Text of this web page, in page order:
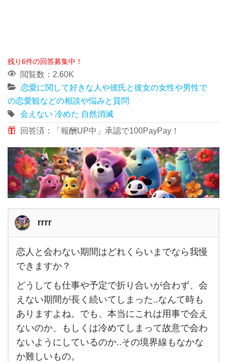
残り6件の回答募集中！
閲覧数：2.60K
恋愛に関して好きな人や彼氏と彼女の女性や男性で
の恋愛観などの相談や悩みと質問
会えない 冷めた 自然消滅
回答済：「報酬UP中」承認で100PayPay！
rrrr
恋人
と会
わ
な
い期
間は
ど
恋人と会わない期間はどれくらいまでなら我慢
できますか？
どうしても仕事や予定で折り合いが合わず、会
えない期間が長く続いてしまった..なんて時も
ありますよね。でも、本当にこれは用事で会え
ないのか、もしくは冷めてしまって故意で会わ
ないようにしているのか..その境界線もなかな
か難しいもの。